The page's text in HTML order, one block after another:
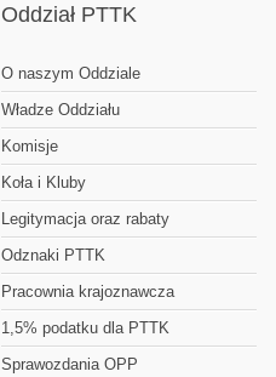
Oddział PTTK
O naszym Oddziale
Władze Oddziału
Komisje
Koła i Kluby
Legitymacja oraz rabaty
Odznaki PTTK
Pracownia krajoznawcza
1,5% podatku dla PTTK
Sprawozdania OPP